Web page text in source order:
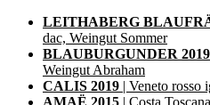
LEITHABERG
dac, Weingut Sommer
BLAUBURGUNDER 2019
Weingut Abraham
CALIS 2019 | Veneto rosso
AMAË 2015 | Costa